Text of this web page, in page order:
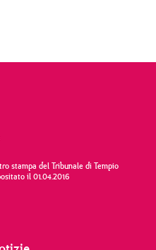
stampa del Tribunale di Tempio
il 01.04.2016